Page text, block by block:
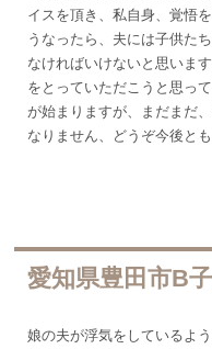
イスを頂き、私自身、覚悟
うなったら、夫には子供た
なければいけないと思いま
をとっていただこうと思っ
が始まりますが、まだまだ
なりません、どうぞ今後と
愛知県豊田市B
娘の夫が浮気をしているよ